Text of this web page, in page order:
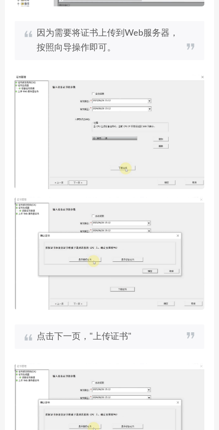
因为需要将证书上传到Web服务器，
按照向导操作即可。
点击下一页，"上传证书"